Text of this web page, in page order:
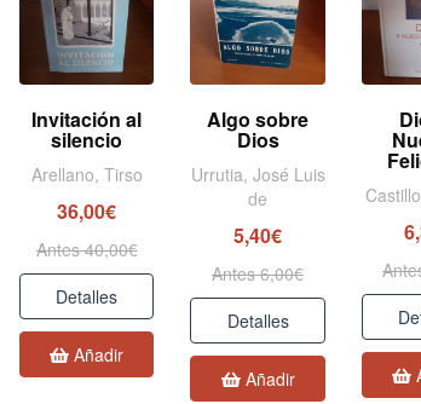
Invitación al
silencio
Arellano, Tirso
36,00€
Antes 40,00€
Detalles
Añadir
Algo sobre
Dios
Urrutia, José Luis
de
5,40€
Antes 6,00€
Detalles
Añadir